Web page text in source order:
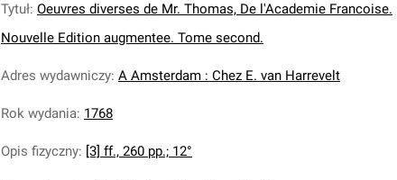
Tytuł: Oeuvres diverses de Mr. Thomas, De l'Academie Francoise.
Nouvelle Edition augmentee. Tome second.
Adres wydawniczy: A Amsterdam : Chez E. van Harrevelt
Rok wydania: 1768
Opis fizyczny: [3] ff., 260 pp.; 12°